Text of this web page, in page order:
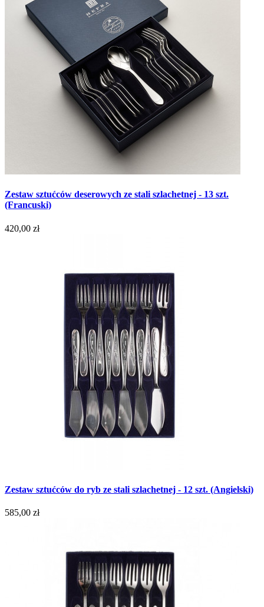
Zestaw sztućców deserowych ze stali szlachetnej - 13 szt.
(Francuski)
420,00 zł
Zestaw sztućców do ryb ze stali szlachetnej - 12 szt. (Angielski)
585,00 zł